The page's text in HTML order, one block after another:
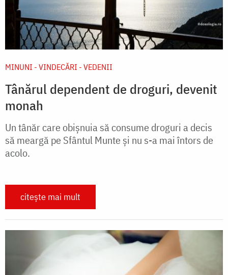
MINUNI - VINDECĂRI - VEDENII
Tânărul dependent de droguri, devenit
monah
Un tânăr care obișnuia să consume droguri a decis
să meargă pe Sfântul Munte și nu s-a mai întors de
acolo.
citește mai mult